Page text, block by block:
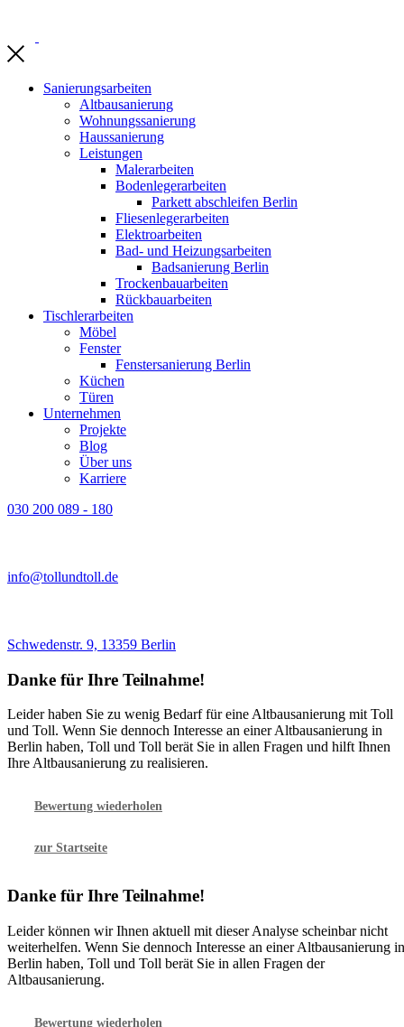
Sanierungsarbeiten
Altbausanierung
Wohnungssanierung
Haussanierung
Leistungen
Malerarbeiten
Bodenlegerarbeiten
Parkett abschleifen Berlin
Fliesenlegerarbeiten
Elektroarbeiten
Bad- und Heizungsarbeiten
Badsanierung Berlin
Trockenbauarbeiten
Rückbauarbeiten
Tischlerarbeiten
Möbel
Fenster
Fenstersanierung Berlin
Küchen
Türen
Unternehmen
Projekte
Blog
Über uns
Karriere
030 200 089 - 180
info@tollundtoll.de
Schwedenstr. 9, 13359 Berlin
Danke für Ihre Teilnahme!
Leider haben Sie zu wenig Bedarf für eine Altbausanierung mit Toll
und Toll. Wenn Sie dennoch Interesse an einer Altbausanierung in
Berlin haben, Toll und Toll berät Sie in allen Fragen und hilft Ihnen
Ihre Altbausanierung zu realisieren.
Bewertung wiederholen
zur Startseite
Danke für Ihre Teilnahme!
Leider können wir Ihnen aktuell mit dieser Analyse scheinbar nicht
weiterhelfen. Wenn Sie dennoch Interesse an einer Altbausanierung in
Berlin haben, Toll und Toll berät Sie in allen Fragen der
Altbausanierung.
Bewertung wiederholen